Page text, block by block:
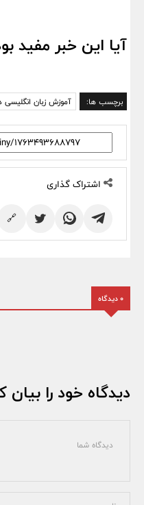
آیا این خبر مفید
برچسب ها: آموزش زبان انگلیسی
اشتراک گذاری
🔗
0 دیدگاه
دیدگاه خود را بیان